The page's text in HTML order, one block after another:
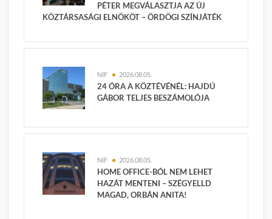
PÉTER MEGVÁLASZTJA AZ ÚJ
KÖZTÁRSASÁGI ELNÖKÖT – ÖRDÖGI SZÍNJÁTÉK
NIF 2026.08.05.
24 ÓRA A KÖZTÉVÉNÉL: HAJDÚ
GÁBOR TELJES BESZÁMOLÓJA
NIF 2026.08.05.
HOME OFFICE-BÓL NEM LEHET
HAZÁT MENTENI – SZÉGYELLD
MAGAD, ORBÁN ANITA!